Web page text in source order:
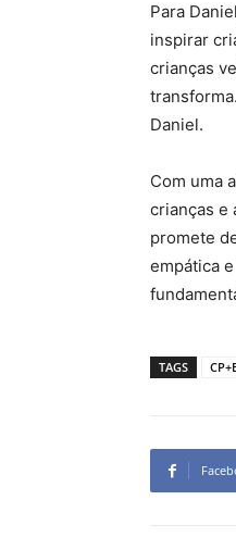
Para
inspirar
crianças
Daniel.
Com uma
crianças e
promete
empática
TAGS